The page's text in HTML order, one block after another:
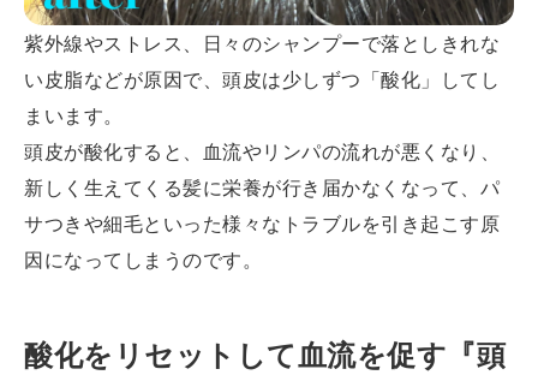
紫外線やストレス、日々のシャンプーで落としきれな
い皮脂などが原因で、頭皮は少しずつ「酸化」してし
まいます。
頭皮が酸化すると、血流やリンパの流れが悪くなり、
新しく生えてくる髪に栄養が行き届かなくなって、パ
サつきや細毛といった様々なトラブルを引き起こす原
因になってしまうのです。
酸化をリセットして血流を促す『頭